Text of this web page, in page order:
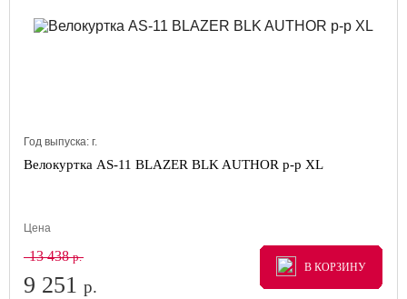
Год выпуска: г.
Велокуртка AS-11 BLAZER BLK AUTHOR р-р XL
Цена
13 438р.
9 251 р.
В КОРЗИНУ
В КОРЗИНУ
В КОРЗИНУ